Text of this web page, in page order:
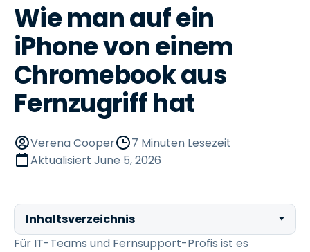
Wie man auf ein
iPhone von einem
Chromebook aus
Fernzugriff hat
Verena Cooper
7 Minuten Lesezeit
Aktualisiert June 5, 2026
Inhaltsverzeichnis
Für IT-Teams und Fernsupport-Profis ist es